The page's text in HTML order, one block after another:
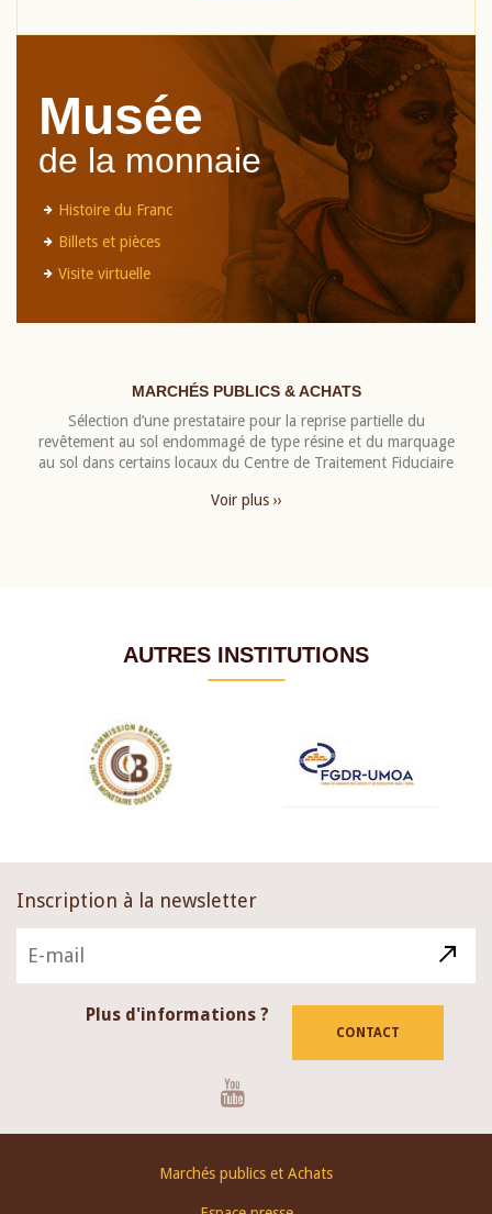
Musée
de la monnaie
Histoire du Franc
Billets et pièces
Visite virtuelle
MARCHÉS PUBLICS & ACHATS
Sélection d’une prestataire pour la reprise partielle du
revêtement au sol endommagé de type résine et du marquage
au sol dans certains locaux du Centre de Traitement Fiduciaire
Voir plus ››
AUTRES INSTITUTIONS
Inscription à la newsletter
Plus d'informations ?
CONTACT
Marchés publics et Achats